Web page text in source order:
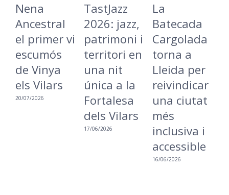
Nena
Ancestral
el primer vi
escumós
de Vinya
els Vilars
20/07/2026
TastJazz
2026: jazz,
patrimoni i
territori en
una nit
única a la
Fortalesa
dels Vilars
17/06/2026
La
Batecada
Cargolada
torna a
Lleida per
reivindicar
una ciutat
més
inclusiva i
accessible
16/06/2026